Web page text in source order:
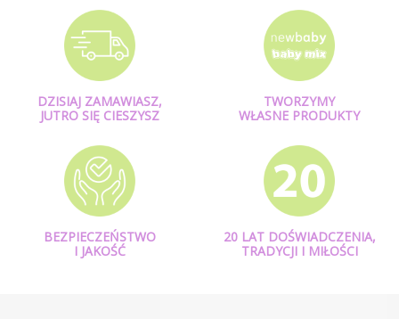
DZISIAJ ZAMAWIASZ,
JUTRO SIĘ CIESZYSZ
TWORZYMY
WŁASNE PRODUKTY
BEZPIECZEŃSTWO
I JAKOŚĆ
20 LAT DOŚWIADCZENIA,
TRADYCJI I MIŁOŚCI